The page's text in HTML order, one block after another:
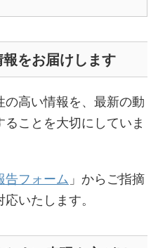
をお届けします
高い情報を、最新の動
ことを大切にしていま
告フォーム 」からご指摘
いたします。